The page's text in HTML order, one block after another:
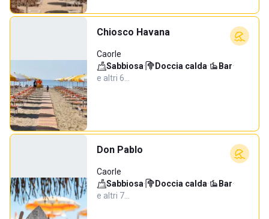
Chiosco Havana
Caorle
Sabbiosa· Doccia calda· Bar·
e altri 6…
Don Pablo
Caorle
Sabbiosa· Doccia calda· Bar·
e altri 7…